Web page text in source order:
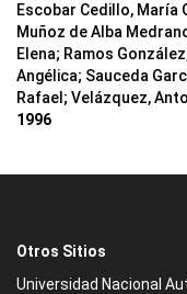
Escobar Cedillo, María
Muñoz de Alba
Elena; Ramos
Angélica; Sauceda
Rafael; Velázquez,
1996
Otros Sitios
Universidad Nacional